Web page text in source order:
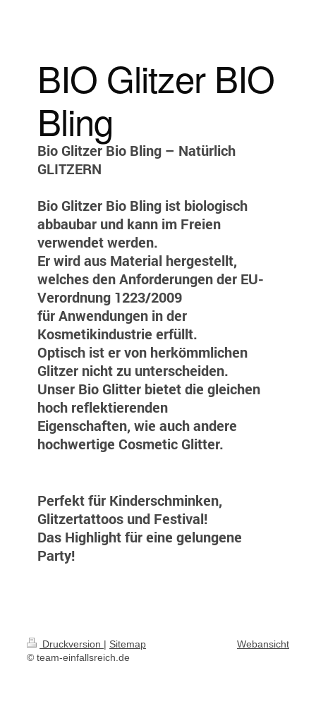
BIO Glitzer BIO
Bling
Bio Glitzer Bio Bling – Natürlich
GLITZERN
Bio Glitzer Bio Bling ist biologisch
abbaubar und kann im Freien
verwendet werden.
Er wird aus Material hergestellt,
welches den Anforderungen der EU-
Verordnung 1223/2009
für Anwendungen in der
Kosmetikindustrie erfüllt.
Optisch ist er von herkömmlichen
Glitzer nicht zu unterscheiden.
Unser Bio Glitter bietet die gleichen
hoch reflektierenden
Eigenschaften, wie auch andere
hochwertige Cosmetic Glitter.
Perfekt für Kinderschminken,
Glitzertattoos und Festival!
Das Highlight für eine gelungene
Party!
Druckversion | Sitemap
© team-einfallsreich.de
Webansicht